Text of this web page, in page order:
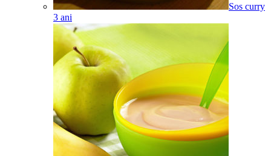
Sos curry
3 ani